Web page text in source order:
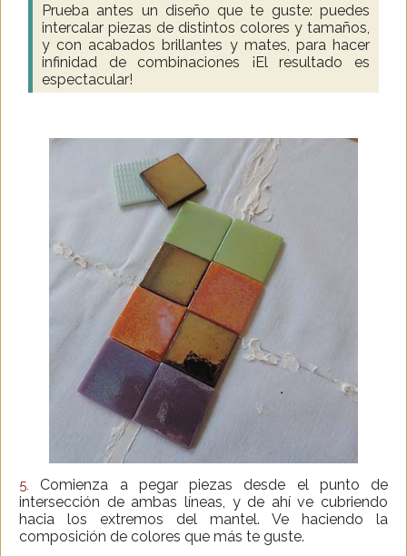
Prueba antes un diseño que te guste: puedes
intercalar piezas de distintos colores y tamaños,
y con acabados brillantes y mates, para hacer
infinidad de combinaciones ¡El resultado es
espectacular!
5.
Comienza a pegar piezas desde el punto de
intersección de ambas líneas, y de ahí ve cubriendo
hacia los extremos del mantel. Ve haciendo la
composición de colores que más te guste.